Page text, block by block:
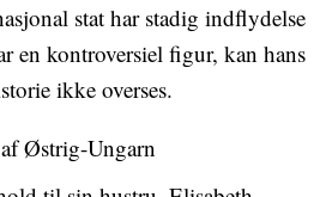
stat har stadig indflydelse
en kontroversiel figur, kan hans
ikke overses.
Østrig-Ungarn